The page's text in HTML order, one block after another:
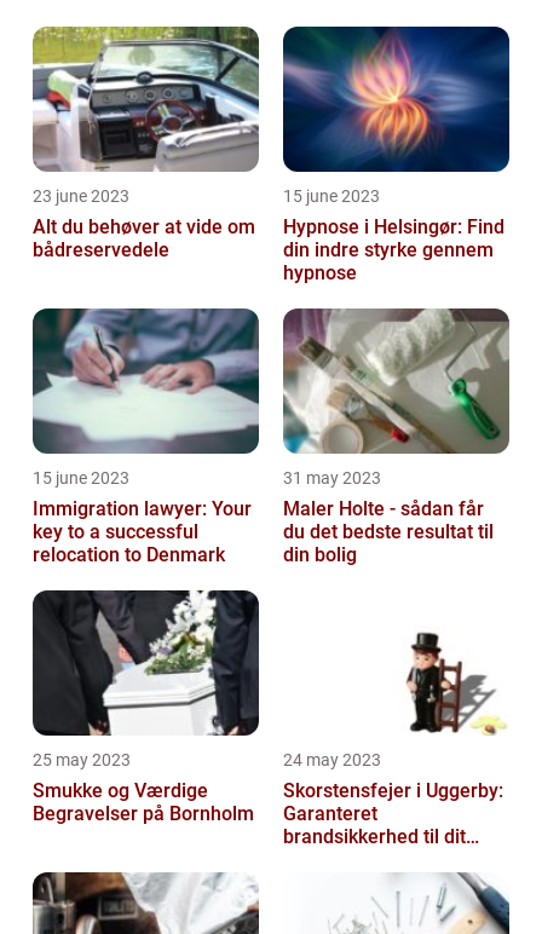
23 june 2023
Alt du behøver at vide om
bådreservedele
15 june 2023
Hypnose i Helsingør: Find
din indre styrke gennem
hypnose
15 june 2023
Immigration lawyer: Your
key to a successful
relocation to Denmark
31 may 2023
Maler Holte - sådan får
du det bedste resultat til
din bolig
25 may 2023
Smukke og Værdige
Begravelser på Bornholm
24 may 2023
Skorstensfejer i Uggerby:
Garanteret
brandsikkerhed til dit